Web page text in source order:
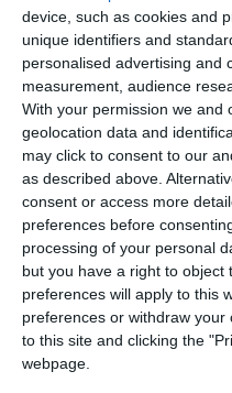
device, such as cookies and
unique identifiers and
personalised advertising and
measurement, audience
With your permission we and
geolocation data and
may click to consent to our
as described above.
consent or access more
preferences before
processing of your personal
but you have a right to object
preferences will apply to this
preferences or withdraw
to this site and clicking the
webpage.
Pe perioada controlului
respecte următoarele
a) să se prezinte la sediul
Secția de combatere a
de corupție, la judecătorul
judecătorul de cameră
judecată ori de câte ori
b) să informeze de îndată
măsura sau în faţa căruia
schimbarea locuinţei;
c) să se prezinte la
supravegherea de către
măsura, conform